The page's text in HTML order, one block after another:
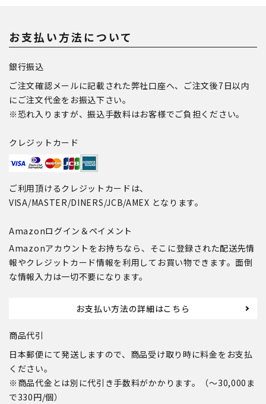
お支払い方法について
銀行振込
ご注文確認メールに記載された弊社口座へ、ご注文後7日以内
にご注文代金をお振込下さい。
※恐れ入りますが、振込手数料はお客様でご負担ください。
クレジットカード
ご利用頂けるクレジットカードは、
VISA/MASTER/DINERS/JCB/AMEX となります。
Amazonログイン＆ペイメント
Amazonアカウントをお持ちなら、そこに登録された配送先情
報やクレジットカード情報を利用してお買い物できます。面倒
な情報入力は一切不要になります。
お支払い方法の詳細はこちら
商品代引
日本郵便にて発送しますので、商品受け取り時に料金をお支払
ください。
※商品代金とは別に代引き手数料がかかります。（～30,000ま
で330円/個）